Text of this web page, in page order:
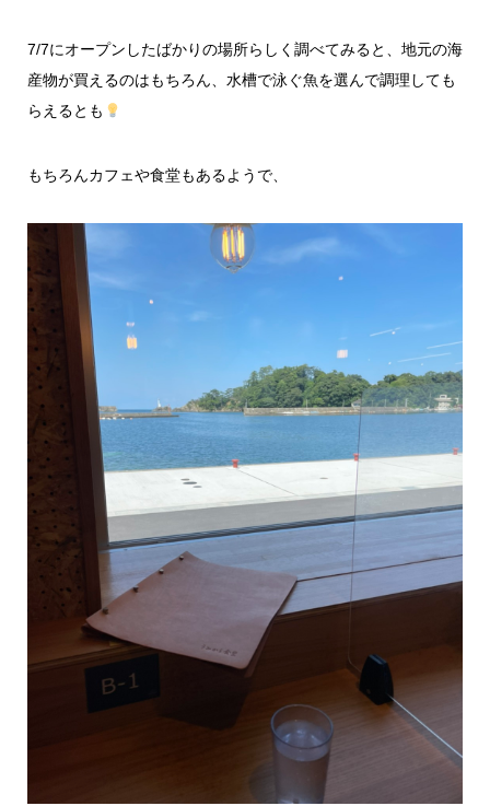
7/7にオープンしたばかりの場所らしく調べてみると、地元の海
産物が買えるのはもちろん、水槽で泳ぐ魚を選んで調理しても
らえるとも
もちろんカフェや食堂もあるようで、